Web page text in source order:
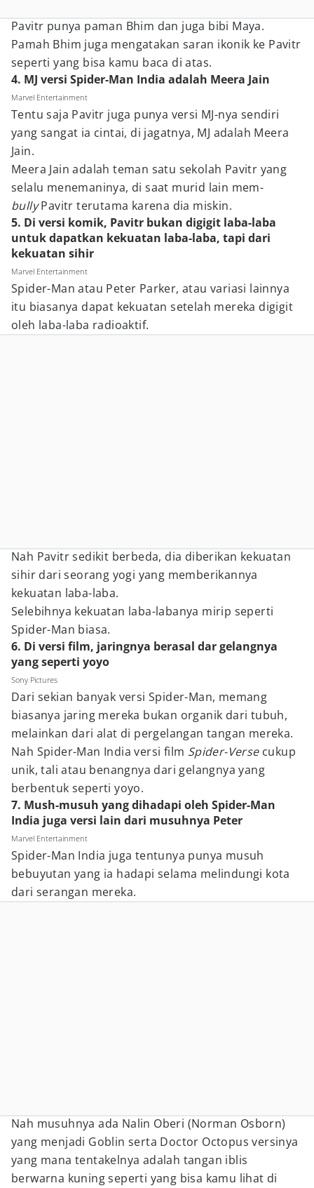
Pavitr punya paman Bhim dan juga bibi Maya.
Pamah Bhim juga mengatakan saran ikonik ke Pavitr
seperti yang bisa kamu baca di atas.
4. MJ versi Spider-Man India adalah Meera Jain
Marvel Entertainment
Tentu saja Pavitr juga punya versi MJ-nya sendiri
yang sangat ia cintai, di jagatnya, MJ adalah Meera
Jain.
Meera Jain adalah teman satu sekolah Pavitr yang
selalu menemaninya, di saat murid lain mem-
bullyPavitr terutama karena dia miskin.
5. Di versi komik, Pavitr bukan digigit laba-laba
untuk dapatkan kekuatan laba-laba, tapi dari
kekuatan sihir
Marvel Entertainment
Spider-Man atau Peter Parker, atau variasi lainnya
itu biasanya dapat kekuatan setelah mereka digigit
oleh laba-laba radioaktif.
Nah Pavitr sedikit berbeda, dia diberikan kekuatan
sihir dari seorang yogi yang memberikannya
kekuatan laba-laba.
Selebihnya kekuatan laba-labanya mirip seperti
Spider-Man biasa.
6. Di versi film, jaringnya berasal dar gelangnya
yang seperti yoyo
Sony Pictures
Dari sekian banyak versi Spider-Man, memang
biasanya jaring mereka bukan organik dari tubuh,
melainkan dari alat di pergelangan tangan mereka.
Nah Spider-Man India versi film Spider-Verse cukup
unik, tali atau benangnya dari gelangnya yang
berbentuk seperti yoyo.
7. Mush-musuh yang dihadapi oleh Spider-Man
India juga versi lain dari musuhnya Peter
Marvel Entertainment
Spider-Man India juga tentunya punya musuh
bebuyutan yang ia hadapi selama melindungi kota
dari serangan mereka.
Nah musuhnya ada Nalin Oberi (Norman Osborn)
yang menjadi Goblin serta Doctor Octopus versinya
yang mana tentakelnya adalah tangan iblis
berwarna kuning seperti yang bisa kamu lihat di